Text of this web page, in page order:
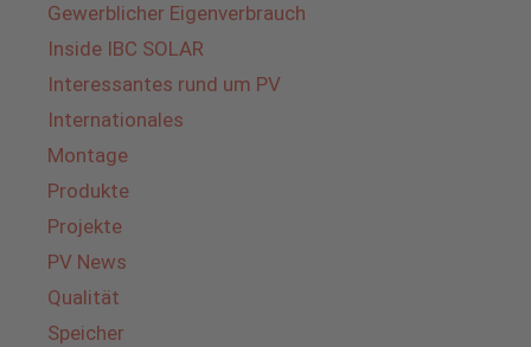
Gewerblicher Eigenverbrauch
Inside IBC SOLAR
Interessantes rund um PV
Internationales
Montage
Produkte
Projekte
PV News
Qualität
Speicher